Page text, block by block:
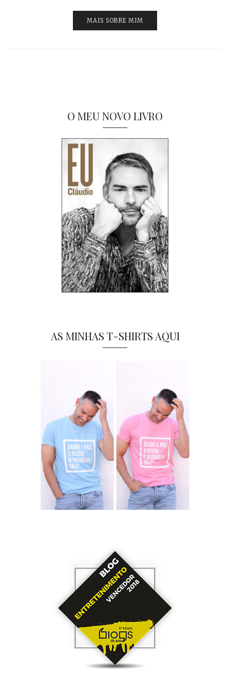
MAIS SOBRE MIM
O MEU NOVO LIVRO
AS MINHAS T-SHIRTS AQUI